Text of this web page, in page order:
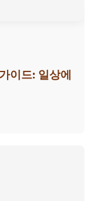
이드: 일상에